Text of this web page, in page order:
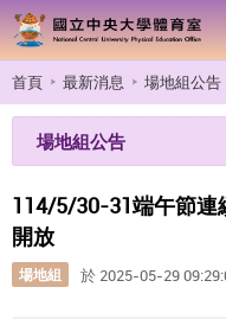
首頁 最新消息 場地組公告
場地組公告
114/5/30-31端午節連
開放
場地組 於 2025-05-29